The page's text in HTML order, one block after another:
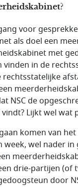
voor
als doel een
met
vinden in de
rechtsstatelijke
NSC de
Lijkt wel wat
komen van het
wel nader in
drie-partijen (of
door